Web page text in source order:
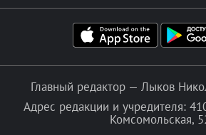
Главный редактор — Лыков
Адрес редакции и учредителя:
Комсомольская,